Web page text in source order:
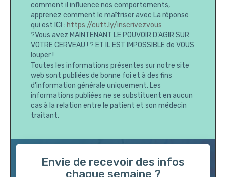
comment il influence nos comportements,
apprenez comment le maîtriser avec La réponse
qui est ICI : https://cutt.ly/inscrivezvous
?Vous avez MAINTENANT LE POUVOIR D’AGIR SUR
VOTRE CERVEAU ! ? ET IL EST IMPOSSIBLE de VOUS
louper !
Toutes les informations présentes sur notre site
web sont publiées de bonne foi et à des fins
d'information générale uniquement. Les
informations publiées ne se substituent en aucun
cas à la relation entre le patient et son médecin
traitant.
Envie de recevoir des infos